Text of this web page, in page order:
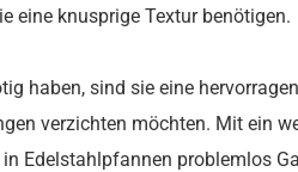
eine knusprige Textur benötigen.
haben, sind sie eine
verzichten möchten. Mit ein
Edelstahlpfannen problemlos